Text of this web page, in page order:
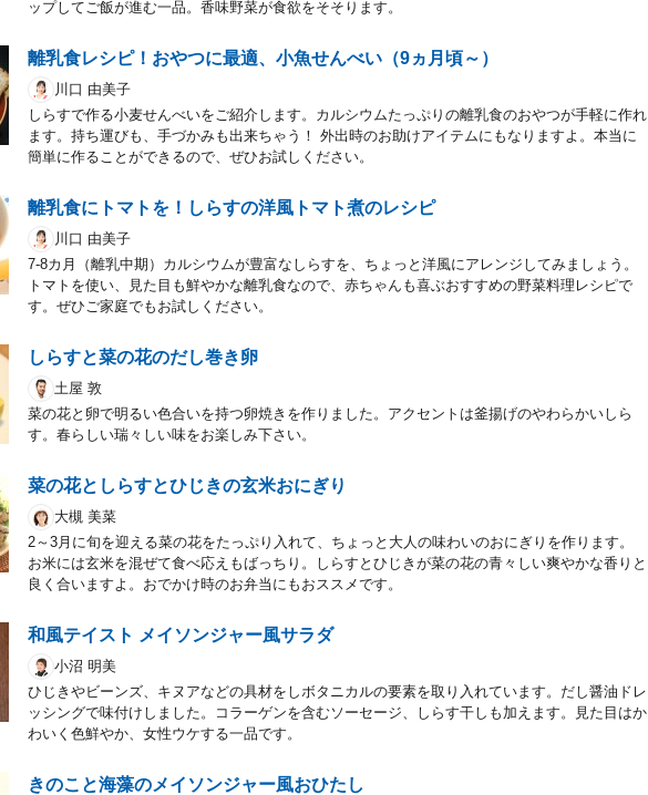
ップしてご飯が進む一品。香味野菜が食欲をそそります。
離乳食レシピ！おやつに最適、小魚せんべい（9ヵ月頃～）
川口 由美子
しらすで作る小麦せんべいをご紹介します。カルシウムたっぷりの離乳食のおやつが手軽に作れ
ます。持ち運びも、手づかみも出来ちゃう！ 外出時のお助けアイテムにもなりますよ。本当に
簡単に作ることができるので、ぜひお試しください。
離乳食にトマトを！しらすの洋風トマト煮のレシピ
川口 由美子
7-8カ月（離乳中期）カルシウムが豊富なしらすを、ちょっと洋風にアレンジしてみましょう。
トマトを使い、見た目も鮮やかな離乳食なので、赤ちゃんも喜ぶおすすめの野菜料理レシピで
す。ぜひご家庭でもお試しください。
しらすと菜の花のだし巻き卵
土屋 敦
菜の花と卵で明るい色合いを持つ卵焼きを作りました。アクセントは釜揚げのやわらかいしら
す。春らしい瑞々しい味をお楽しみ下さい。
菜の花としらすとひじきの玄米おにぎり
大槻 美菜
2～3月に旬を迎える菜の花をたっぷり入れて、ちょっと大人の味わいのおにぎりを作ります。
お米には玄米を混ぜて食べ応えもばっちり。しらすとひじきが菜の花の青々しい爽やかな香りと
良く合いますよ。おでかけ時のお弁当にもおススメです。
和風テイスト メイソンジャー風サラダ
小沼 明美
ひじきやビーンズ、キヌアなどの具材をしボタニカルの要素を取り入れています。だし醤油ドレ
ッシングで味付けしました。コラーゲンを含むソーセージ、しらす干しも加えます。見た目はか
わいく色鮮やか、女性ウケする一品です。
きのこと海藻のメイソンジャー風おひたし